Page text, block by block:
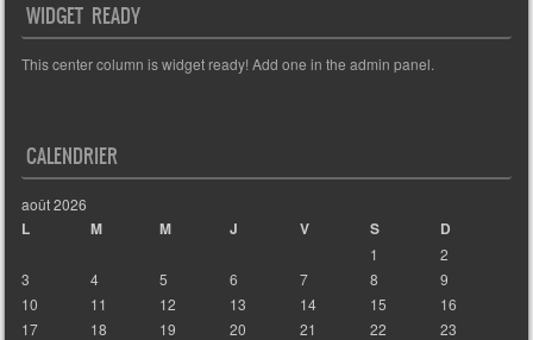
WIDGET READY
This center column is widget ready! Add one in the admin panel.
CALENDRIER
août 2026
L M M J V S D
1
2
3
4 5 6 7 8
9
10
11 12 13 14 15
16
17
18 19 20 21 22 23